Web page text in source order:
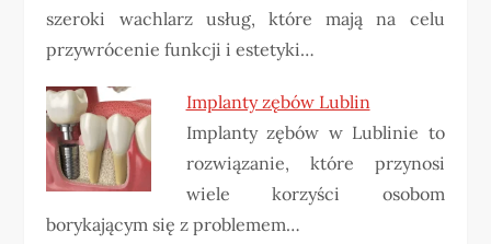
szeroki wachlarz usług, które mają na celu
przywrócenie funkcji i estetyki…
Implanty zębów Lublin
Implanty zębów w Lublinie to
rozwiązanie, które przynosi
wiele korzyści osobom
borykającym się z problemem…